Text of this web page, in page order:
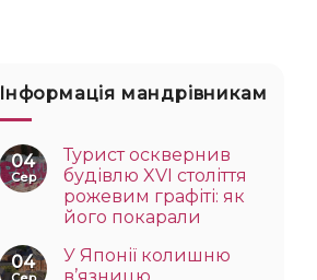
Інформація мандрівникам
04
Сер
Турист осквернив
будівлю XVI століття
рожевим графіті: як
його покарали
04
У Японії колишню